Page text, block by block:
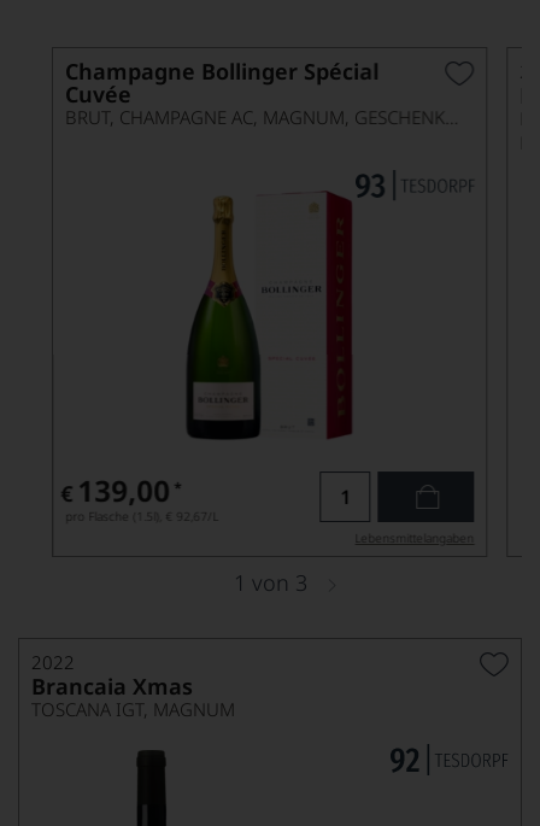
Champagne Bollinger Spécial
Cuvée
BRUT, CHAMPAGNE AC, MAGNUM, GESCHENKVERPACKUNG
€ 139,00 *
pro Flasche (1.5l), € 92,67 /L
Lebensmittel­angaben
1 von 3
2022
Brancaia Xmas
TOSCANA IGT, MAGNUM